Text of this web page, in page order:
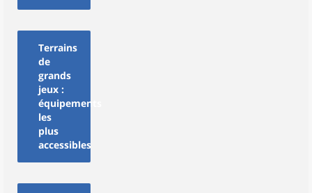
Terrains
de
grands
jeux :
équipements
les
plus
accessibles